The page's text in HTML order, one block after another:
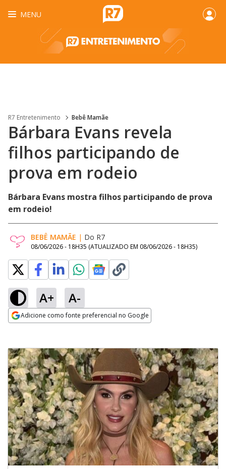
MENU
R7 Entretenimento Bebê Mamãe
Bárbara Evans revela
filhos participando de
prova em rodeio
Bárbara Evans mostra filhos participando de prova
em rodeio!
BEBÊ MAMÃE | Do R7
08/06/2026 - 18H35 (ATUALIZADO EM 08/06/2026 - 18H35)
A+ A-
Adicione como fonte preferencial no Google